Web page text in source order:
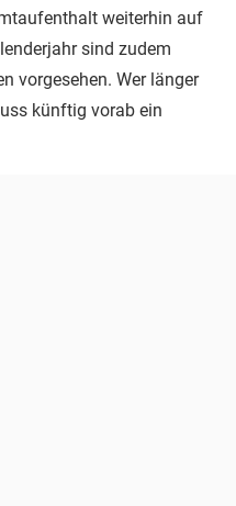
weiterhin auf
sind zudem
vorgesehen. Wer länger
künftig vorab ein